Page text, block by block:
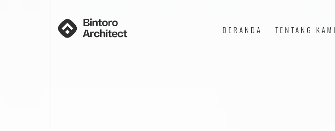
BERANDA TENTANG KAMI